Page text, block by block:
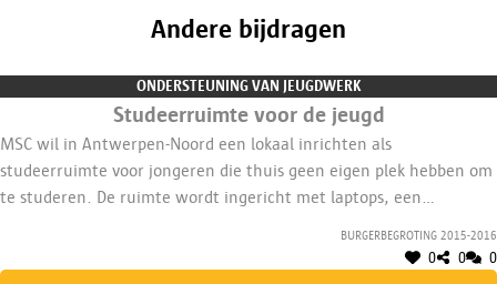
Andere bijdragen
ONDERSTEUNING VAN JEUGDWERK
Studeerruimte voor de jeugd
MSC wil in Antwerpen-Noord een lokaal inrichten als
studeerruimte voor jongeren die thuis geen eigen plek hebben om
te studeren. De ruimte wordt ingericht met laptops, een
voor bijles, literaire avonden en aandacht voor gendergelijkheid.
Burgerbegroting 2015-2016
0 0 0